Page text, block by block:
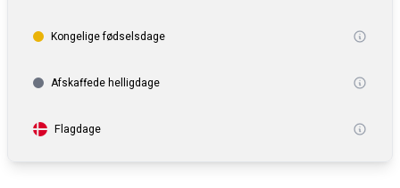
Kongelige fødselsdage
Afskaffede helligdage
Flagdage